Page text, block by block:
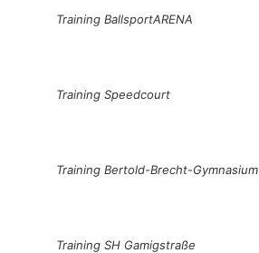
Training BallsportARENA
Training Speedcourt
Training Bertold-Brecht-Gymnasium
Training SH Gamigstraße